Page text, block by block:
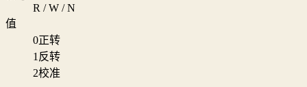
R / W / N
值
0正转
1 反转
2校准